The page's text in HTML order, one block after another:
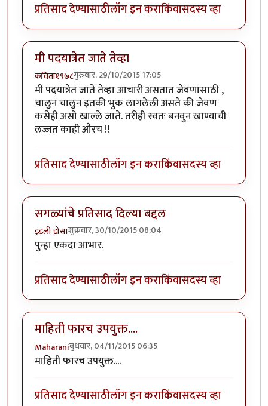
प्रतिसाद देण्यासाठीलॉग इन कराकिंवासदस्य व्हा
मी पदयात्रेत जाते तेव्हा
कविता१९७८गुरुवार, 29/10/2015 17:05
मी पदयात्रेत जाते तेव्हा आचारी असतात जेवणासाठी ,
चालुन चालुन इतकी भुक लागलेली असते की जेवण
कसेही असो खाल्ले जाते. तरीही स्वतः बनवुन खाण्याची
लज्जत काही औरच !!
प्रतिसाद देण्यासाठीलॉग इन कराकिंवासदस्य व्हा
सगळ्यांचे प्रतिसाद दिल्या बद्दल
इडली डोसाशुक्रवार, 30/10/2015 08:04
पुन्हा एकदा आभार.
प्रतिसाद देण्यासाठीलॉग इन कराकिंवासदस्य व्हा
माहिती फारच उपयुक्त....
Maharaniबुधवार, 04/11/2015 06:35
माहिती फारच उपयुक्त....
प्रतिसाद देण्यासाठीलॉग इन कराकिंवासदस्य व्हा